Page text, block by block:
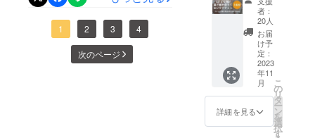
に、再びお願いをすること
は簡単ではありません。そ
れでも、この場所を残すた
ます。そして改めて、近日
発表させていただきますの
で、ぜひ皆様のお声、お力
をお借りできれば幸いで
ビーを作成致しました。こ
ちらの動画でお店の雰囲気
も大きくわかるかなと思い
1 2 3 4
次のページ
時間分
を、ご
購入頂
いたこ
ちらの
リター
ンで、
来店さ
れた小
学生以
下の子
どもへ
者：
20人
お届
け予
定：
2023
年11
月
詳細を見る
こ
の
リ
タ
ー
ン
を
選
択
す